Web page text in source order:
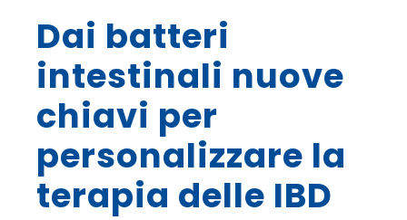
Dai batteri
intestinali nuove
chiavi per
personalizzare la
terapia delle IBD